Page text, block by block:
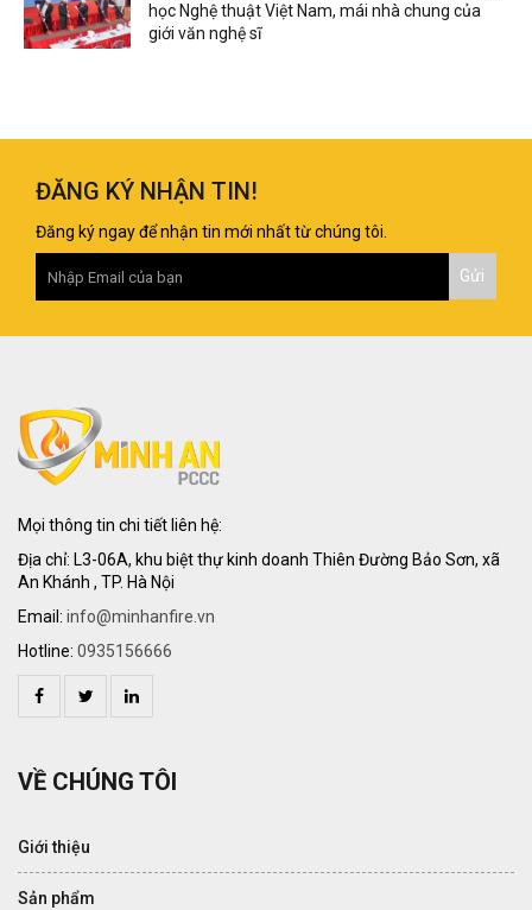
học Nghệ thuật Việt Nam, mái nhà chung của
giới văn nghệ sĩ
ĐĂNG KÝ NHẬN TIN!
Đăng ký ngay để nhận tin mới nhất từ chúng tôi.
Mọi thông tin chi tiết liên hệ:
Địa chỉ: L3-06A, khu biệt thự kinh doanh Thiên Đường Bảo Sơn, xã
An Khánh , TP. Hà Nội
Email: info@minhanfire.vn
Hotline: 0935156666
VỀ CHÚNG TÔI
Giới thiệu
Sản phẩm